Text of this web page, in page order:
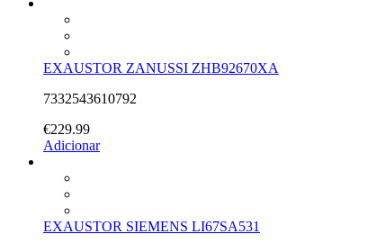
EXAUSTOR ZANUSSI ZHB92670XA
7332543610792
€229.99
Adicionar
EXAUSTOR SIEMENS LI67SA531